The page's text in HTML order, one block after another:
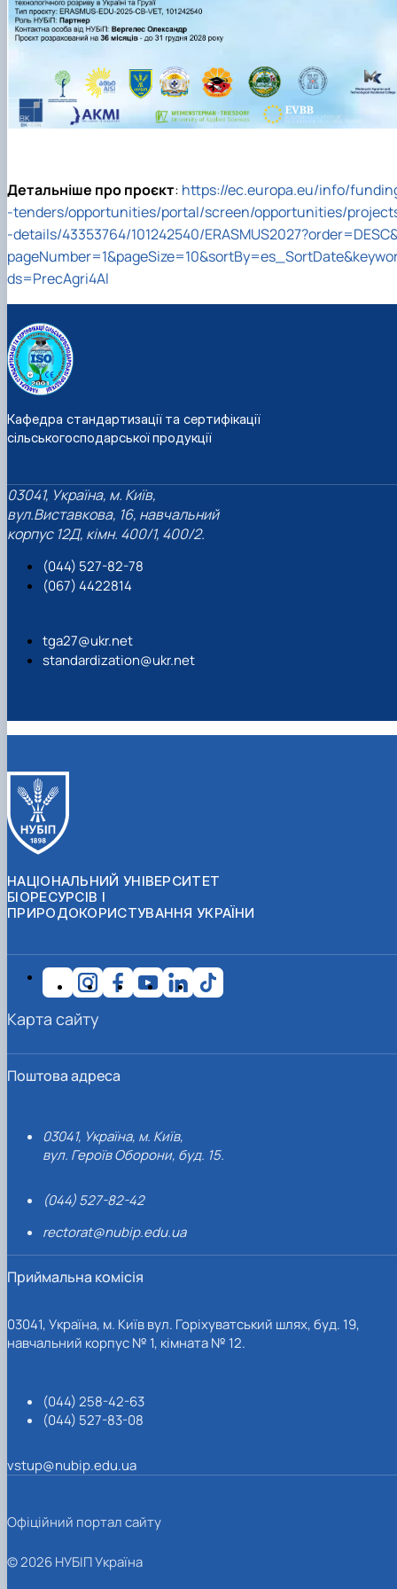
Детальніше про проєкт: https://ec.europa.eu/info/
-tenders/opportunities/portal/screen/opportunities/
-details/43353764/101242540/
ds=PrecAgri4Al
Кафедра стандартизації та сертифікації
сільськогосподарської продукції
03041, Україна, м. Київ,
вул.Виставкова, 16, навчальний
корпус 12Д, кімн. 400/1, 400/2.
(044) 527-82-78
(067) 4422814
tga27@ukr.net
standardization@ukr.net
НАЦІОНАЛЬНИЙ УНІВЕРСИТЕТ
БІОРЕСУРСІВ І
ПРИРОДОКОРИСТУВАННЯ УКРАЇНИ
Поштова адреса
03041, Україна, м. Київ,
вул. Героїв Оборони, буд. 15.
(044) 527-82-42
rectorat@nubip.edu.ua
Приймальна комісія
03041, Україна, м. Київ вул. Горіхуватський шлях, буд. 19,
навчальний корпус № 1, кімната № 12.
(044) 258-42-63
(044) 527-83-08
vstup@nubip.edu.ua
Карта сайту
Офіційний портал сайту
© 2026 НУБІП Україна